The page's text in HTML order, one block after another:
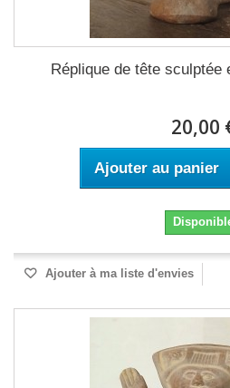
Réplique de tête sculptée
20,00
Ajouter au panier
Ajouter à ma liste d'envies